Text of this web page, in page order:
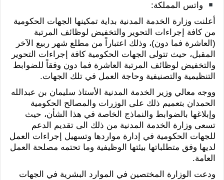
واتس المملكة:
أعلنت وزارة الخدمة المدنية بداية تمكينها الجهات الحكومية
من كافة إجراءات التحوير والتخفيض لوظائف المرتبة
(العاشرة فما دون)، وذلك اعتباراً من مطلع شهر ربيع الآخر
المقبل، حيث تتولى الجهات الحكومية كافة إجراءات التحوير
والتخفيض لوظائف المرتبة العاشرة فما دون وفقاً للضوابط
التنظيمية والتصنيفية وحاجة العمل في تلك الجهات.
ووجه معالي وزير الخدمة المدنية الأستاذ سليمان بن عبدالله
الحمدان بتعميم ذلك على الوزرات والمصالح الحكومية
وإبلاغها بالضوابط والنماذج الخاصة في هذا الشأن، حيث
تسعى وزارة الخدمة المدنية من ذلك الى تقديم الدعم
للجهات الحكومية في إدارة مواردها وتسهيل إجراءات العمل
لديها وفق متطلباتها بيئتها الوظيفية وما تحتمه مصلحة العمل
العامة.
ودعت الوزارة المختصين في الموارد البشرية في الجهات